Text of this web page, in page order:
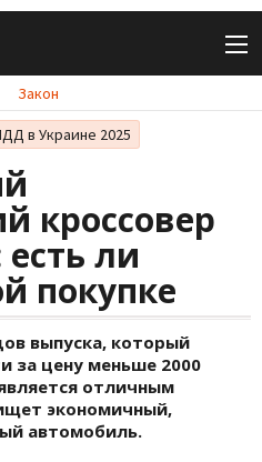
Закон
в Украине 2025
кроссовер
есть ли
покупке
выпуска, который
за цену меньше 2000
отличным
экономичный,
автомобиль.